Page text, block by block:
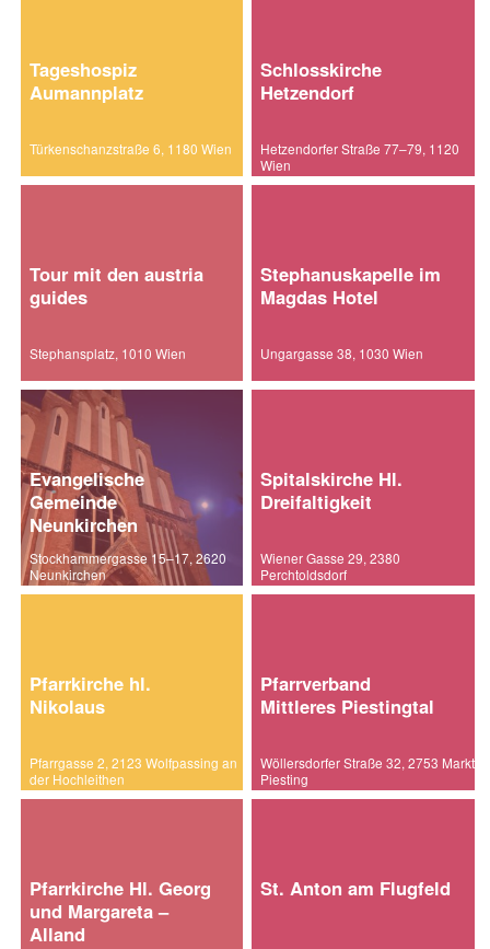
Tageshospiz
Aumannplatz
Türkenschanzstraße 6, 1180 Wien
Schlosskirche
Hetzendorf
Hetzendorfer Straße 77–79, 1120
Wien
Tour mit den austria
guides
Stephansplatz, 1010 Wien
Stephanuskapelle im
Magdas Hotel
Ungargasse 38, 1030 Wien
Evangelische
Gemeinde
Neunkirchen
Stockhammergasse 15–17, 2620
Neunkirchen
Spitalskirche Hl.
Dreifaltigkeit
Wiener Gasse 29, 2380
Perchtoldsdorf
Pfarrkirche hl.
Nikolaus
Pfarrgasse 2, 2123 Wolfpassing an
der Hochleithen
Pfarrverband
Mittleres Piestingtal
Wöllersdorfer Straße 32, 2753 Markt
Piesting
Pfarrkirche Hl. Georg
und Margareta –
Alland
St. Anton am Flugfeld